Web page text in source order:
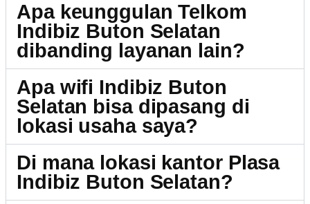
Apa keunggulan Telkom
Indibiz Buton Selatan
dibanding layanan lain?
Apa wifi Indibiz Buton
Selatan bisa dipasang di
lokasi usaha saya?
Di mana lokasi kantor Plasa
Indibiz Buton Selatan?